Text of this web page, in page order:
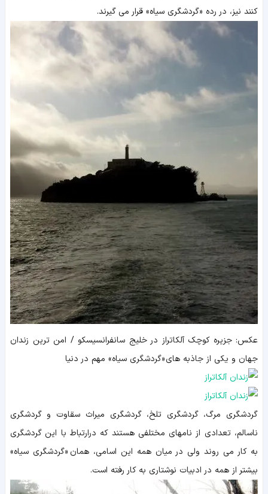
کنند نیز، در رده «گردشگری سیاه» قرار می گیرند.
عکس: جزیره کوچک آلکاتراز در خلیج سانفرانسیسکو / امن ترین زندان
جهان و یکی از جاذبه های «گردشگری سیاه» مهم در دنیا
گردشگری مرگ، گردشگری تلخ، گردشگری میراث سقاوت و گردشگری
ناسالم، تعدادی از نامهای مختلفی هستند که درارتباط با این گردشگری
به کار می روند ولی در میان همه این اسامی، همان «گردشگری سیاه»
بیشتر از همه در ادبیات نوشتاری به کار رفته است.